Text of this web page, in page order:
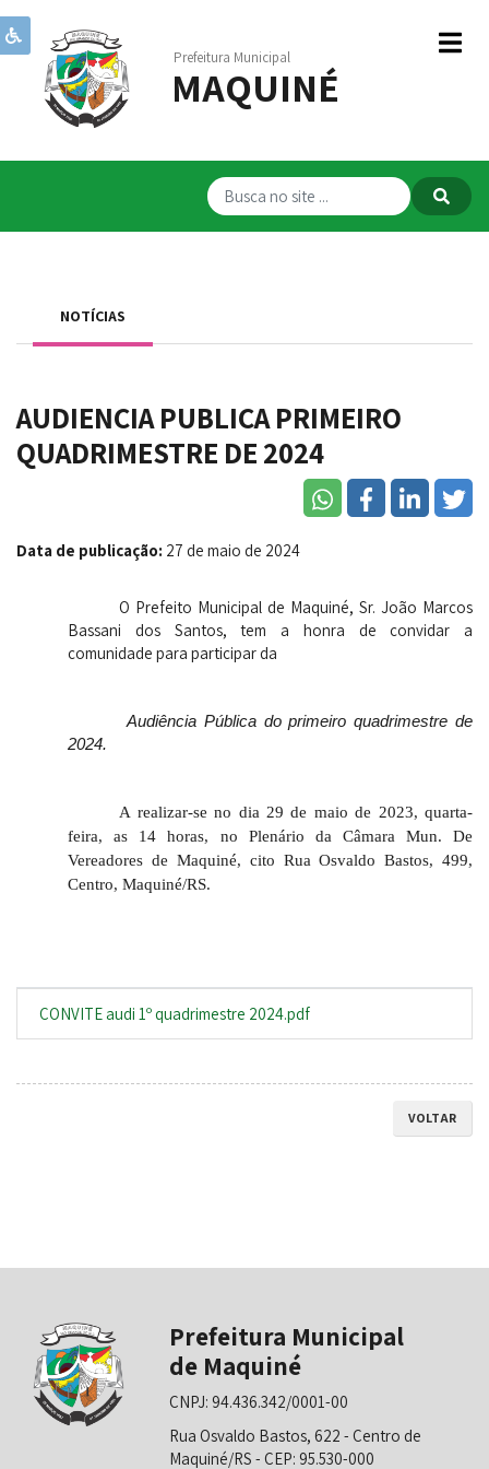
Prefeitura Municipal
MAQUINÉ
Institucional
Governo
Serviços
Servidores
NOTÍCIAS
AUDIENCIA PUBLICA PRIMEIRO
QUADRIMESTRE DE 2024
Data de publicação: 27 de maio de 2024
O Prefeito Municipal de Maquiné, Sr. João Marcos
Bassani dos Santos, tem a honra de convidar a
comunidade para participar da
Audiência Pública do primeiro quadrimestre de
2024.
A realizar-se no dia 29 de maio de 2023, quarta-
feira, as 14 horas, no Plenário da Câmara Mun. De
Vereadores de Maquiné, cito Rua Osvaldo Bastos, 499,
Centro, Maquiné/RS.
CONVITE audi 1º quadrimestre 2024.pdf
VOLTAR
Prefeitura Municipal
de Maquiné
CNPJ: 94.436.342/0001-00
Rua Osvaldo Bastos, 622 - Centro de
Maquiné/RS - CEP: 95.530-000